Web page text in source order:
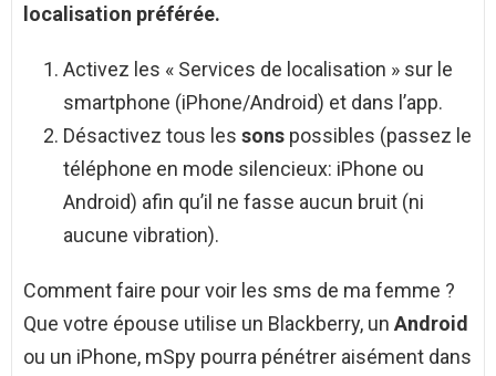
localisation préférée.
Activez les « Services de localisation » sur le
smartphone (iPhone/Android) et dans l’app.
Désactivez tous les sons possibles (passez le
téléphone en mode silencieux: iPhone ou
Android) afin qu’il ne fasse aucun bruit (ni
aucune vibration).
Comment faire pour voir les sms de ma femme ?
Que votre épouse utilise un Blackberry, un Android
ou un iPhone, mSpy pourra pénétrer aisément dans